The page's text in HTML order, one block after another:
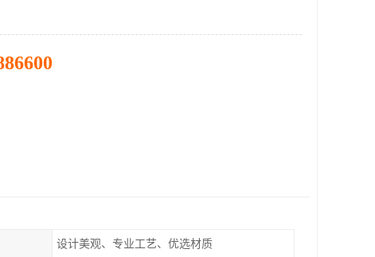
设计美观、专业工艺、优选材质